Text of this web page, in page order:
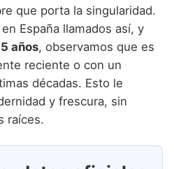
que empiezan por M
que empiezan por N
que empiezan por O
que empiezan por P
que empiezan por Q
que empiezan por R
Niño Murcianos
Niño Navarros
Niño Riojanos
Niño Valencianos
Niño Vascos
de Niño Judíos
Niño Marroquíes
Niño Portugueses
Niño Rumanos
de Niño Rusos
que porta la singularidad.
en España llamados así, y
años, observamos que es
reciente o con un
décadas. Esto le
y frescura, sin
raíces.